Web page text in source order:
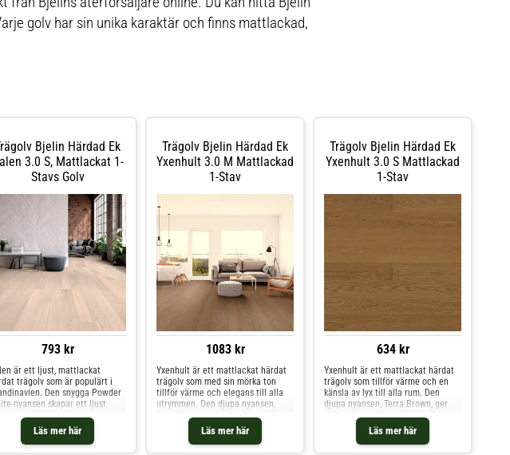
golv har sin unika karaktär och finns mattlackad,
Bjelin Härdad Ek
3.0 S, Mattlackat 1-
Stavs Golv
793 kr
Läs mer här
är ett ljust, mattlackat
trägolv som är populärt i
Den snygga Powder
nyansen skapar ett ljust
och Blended sorteringen,
kännetecknas av mindre
i nyans och struktur,
till att ge golvet karaktär.
Trägolv Bjelin Härdad Ek
Yxenhult 3.0 M Mattlackad
1-Stav
1083 kr
Läs mer här
Yxenhult är ett mattlackat härdat
trägolv som med sin mörka ton
tillför värme och elegans till alla
utrymmen. Den djupa nyansen,
Terra Brown, ger golvet karaktär
och Blended sorteringen, som
kännetecknas av mindre
variationer i nyans och struktur,
Trägolv Bjelin Härdad Ek
Yxenhult 3.0 S Mattlackad
1-Stav
634 kr
Läs mer här
Yxenhult är ett mattlackat härdat
trägolv som tillför värme och en
känsla av lyx till alla rum. Den
djupa nyansen, Terra Brown, ger
golvet karaktär och Blended
sorteringen, som kännetecknas av
mindre variationer i nyans och
struktur, bidrar till en varmt